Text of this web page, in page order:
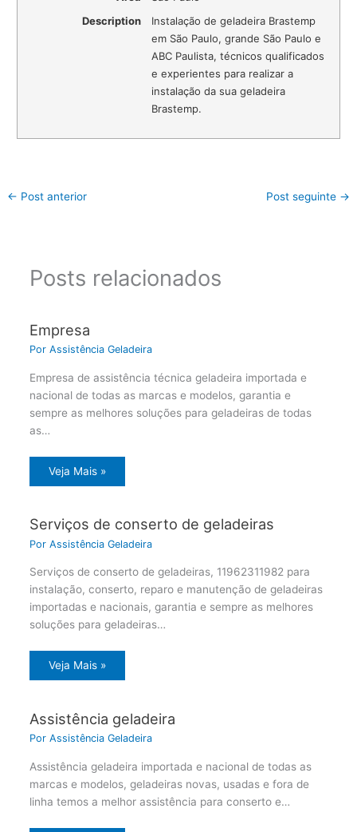
Description
Instalação de geladeira Brastemp
em São Paulo, grande São Paulo e
ABC Paulista, técnicos qualificados
e experientes para realizar a
instalação da sua geladeira
Brastemp.
← Post anterior Post seguinte →
Posts relacionados
Empresa
Por Assistência Geladeira
Empresa de assistência técnica geladeira importada e
nacional de todas as marcas e modelos, garantia e
sempre as melhores soluções para geladeiras de todas
as…
Veja Mais »
Serviços de conserto de geladeiras
Por Assistência Geladeira
Serviços de conserto de geladeiras, 11962311982 para
instalação, conserto, reparo e manutenção de geladeiras
importadas e nacionais, garantia e sempre as melhores
soluções para geladeiras…
Veja Mais »
Assistência geladeira
Por Assistência Geladeira
Assistência geladeira importada e nacional de todas as
marcas e modelos, geladeiras novas, usadas e fora de
linha temos a melhor assistência para conserto e…